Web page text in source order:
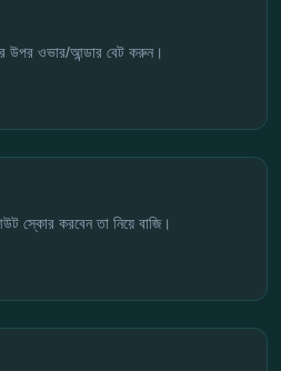
উপর ওভার/আন্ডার বেট করুন।
স্কোর করবেন তা নিয়ে বাজি।